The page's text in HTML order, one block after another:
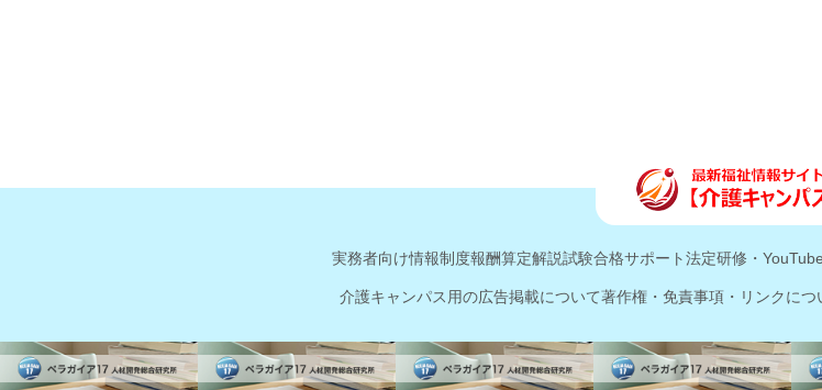
実務者向け情報制度報酬算定解説試験合格サポート法定研修・
介護キャンパス用の広告掲載について著作権・免責事項・リンクにつ